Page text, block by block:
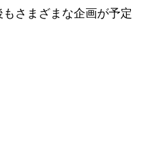
さまざまな企画が予定